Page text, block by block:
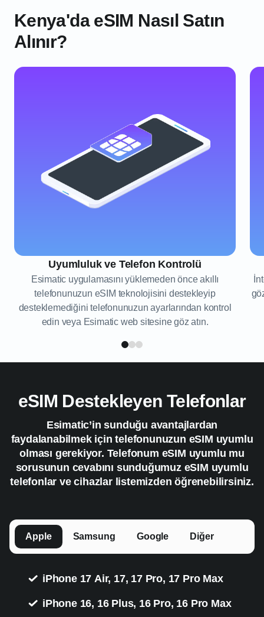
Kenya'da eSIM Nasıl Satın
Alınır?
Uyumluluk ve Telefon Kontrolü
Esimatic uygulamasını yüklemeden önce akıllı
telefonunuzun eSIM teknolojisini destekleyip
desteklemediğini telefonunuzun ayarlarından kontrol
edin veya Esimatic web sitesine göz atın.
eSIM Destekleyen Telefonlar
Esimatic’in sunduğu avantajlardan
faydalanabilmek için telefonunuzun eSIM uyumlu
olması gerekiyor. Telefonum eSIM uyumlu mu
sorusunun cevabını sunduğumuz eSIM uyumlu
telefonlar ve cihazlar listemizden öğrenebilirsiniz.
Apple Samsung Google Diğer
iPhone 17 Air, 17, 17 Pro, 17 Pro Max
iPhone 16, 16 Plus, 16 Pro, 16 Pro Max